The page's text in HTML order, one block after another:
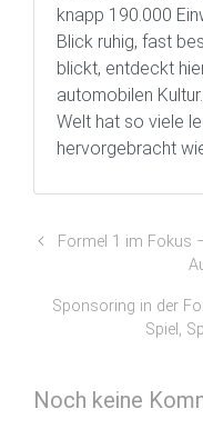
knapp 190.000
Blick ruhig, fast
blickt, entdeckt
automobilen
Welt hat so viele
hervorgebracht
Formel 1 im Fokus
Sponsoring in der
Spiel,
Noch keine